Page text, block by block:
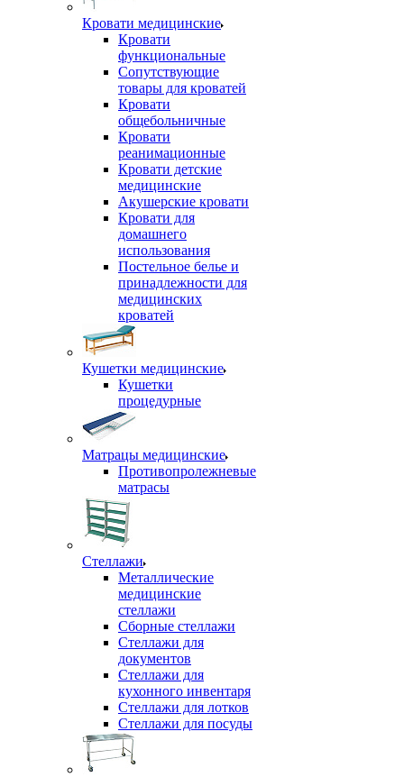
Кровати медицинские
Кровати
функциональные
Сопутствующие
товары для кроватей
Кровати
общебольничные
Кровати
реанимационные
Кровати детские
медицинские
Акушерские кровати
Кровати для
домашнего
использования
Постельное белье и
принадлежности для
медицинских
кроватей
Кушетки медицинские
Кушетки
процедурные
Матрацы медицинские
Противопролежневые
матрасы
Стеллажи
Металлические
медицинские
стеллажи
Сборные стеллажи
Стеллажи для
документов
Стеллажи для
кухонного инвентаря
Стеллажи для лотков
Стеллажи для посуды